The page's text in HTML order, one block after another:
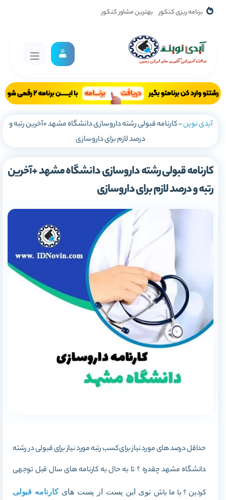
برنامه ریزی کنکور بهترین مشاور کنکور
آیدی نوین-کارنامه قبولی رشته داروسازی دانشگاه مشهد +آخرین رتبه و
درصد لازم برای داروسازی
کارنامه قبولی رشته داروسازی دانشگاه مشهد +آخرین
رتبه و درصد لازم برای داروسازی
حداقل درصد های مورد نیاز برای کسب رتبه مورد نیاز برای قبولی در رشته
دانشگاه مشهد چقدره ؟ تا به حال به کارنامه های سال قبل توجهی
کردین ؟ با ما باش توی این پست از پست هایکارنامه قبولی